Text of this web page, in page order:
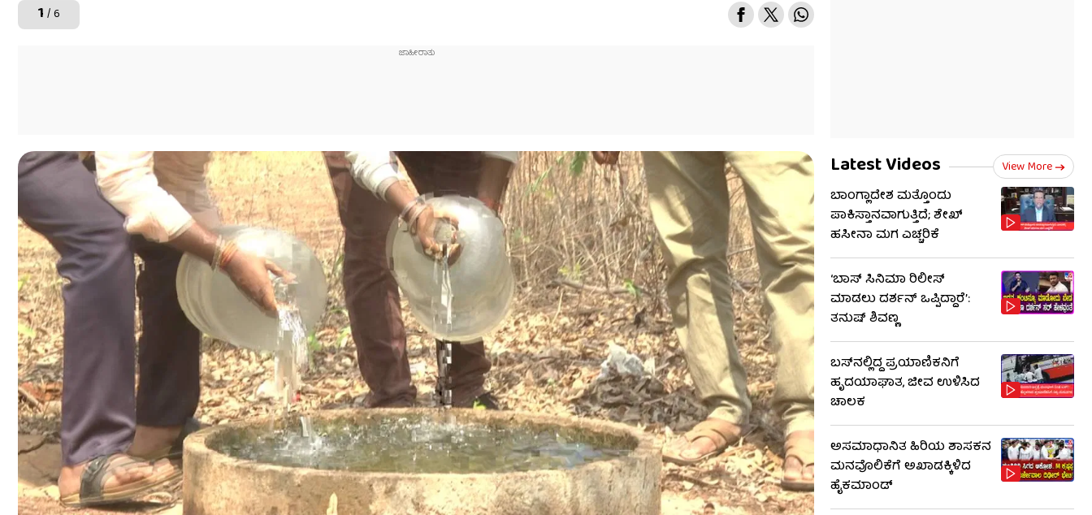
1 / 6
Latest Videos View More
ಬಾಂಗ್ಲಾದೇಶ ಮತ್ತೊಂದು
ಪಾಕಿಸ್ತಾನವಾಗುತ್ತಿದೆ; ಶೇಖ್
ಹಸೀನಾ ಮಗ ಎಚ್ಚರಿಕೆ
‘ಬಾಸ್ ಸಿನಿಮಾ ರಿಲೀಸ್
ಮಾಡಲು ದರ್ಶನ್ ಒಪ್ಪಿದ್ದಾರೆ’:
ತನುಷ್ ಶಿವಣ್ಣ
ಬಸ್‌ನಲ್ಲಿದ್ದ ಪ್ರಯಾಣಿಕನಿಗೆ
ಹೃದಯಾಘಾತ, ಜೀವ ಉಳಿಸಿದ
ಚಾಲಕ
ಅಸಮಾಧಾನಿತ ಹಿರಿಯ ಶಾಸಕನ
ಮನವೊಲಿಕೆಗೆ ಅಖಾಡಕ್ಕಿಳಿದ
ಹೈಕಮಾಂಡ್